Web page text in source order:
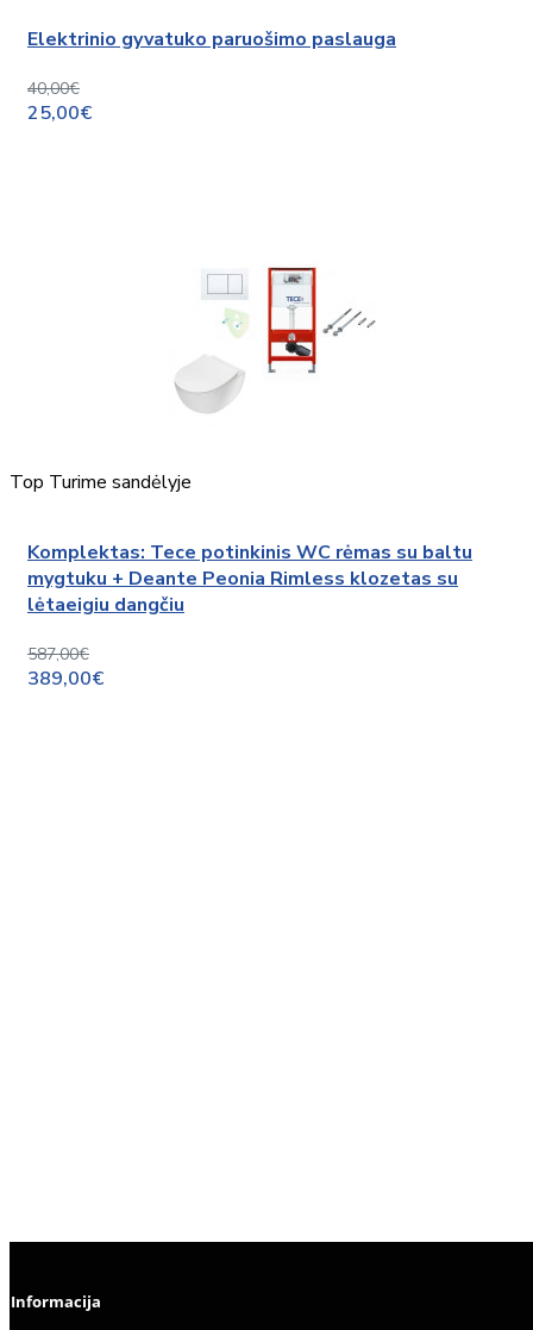
Elektrinio gyvatuko paruošimo paslauga
40,00€
25,00€
Top Turime sandėlyje
Komplektas: Tece potinkinis WC rėmas su baltu
mygtuku + Deante Peonia Rimless klozetas su
lėtaeigiu dangčiu
587,00€
389,00€
Informacija